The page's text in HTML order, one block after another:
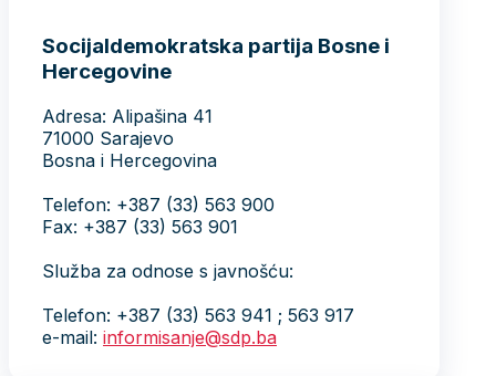
Socijaldemokratska partija Bosne i
Hercegovine
Adresa: Alipašina 41
71000 Sarajevo
Bosna i Hercegovina
Telefon: +387 (33) 563 900
Fax: +387 (33) 563 901
Služba za odnose s javnošću:
Telefon: +387 (33) 563 941 ; 563 917
e-mail: informisanje@sdp.ba